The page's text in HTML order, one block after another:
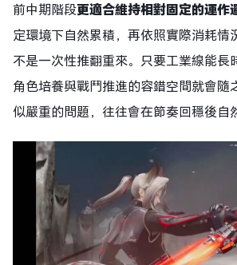
前中期階段更適合維持相對固定的運作
定環境下自然累積，再依照實際消耗情
不是一次性推翻重來。只要工業線能長
角色培養與戰鬥推進的容錯空間就會隨
似嚴重的問題，往往會在節奏回穩後自